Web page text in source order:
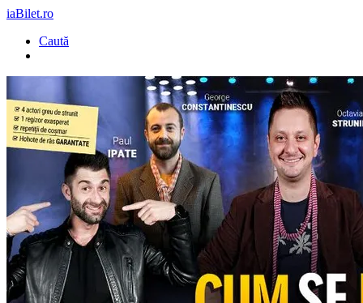
iaBilet.ro
Caută